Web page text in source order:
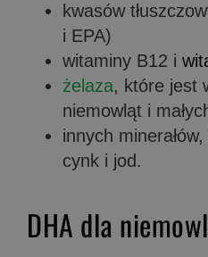
kwasów
i EPA)
witaminy B12 i
żelaza, które jest
niemowląt i
innych
cynk i jod.
DHA dla